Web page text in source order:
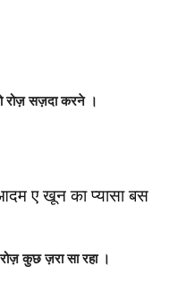
सज़दा करने ।
ए खून का प्यासा बस
कुछ ज़रा सा रहा ।